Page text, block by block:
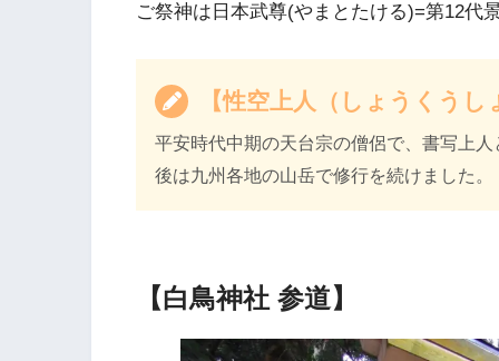
ご祭神は日本武尊(やまとたける)=第12代
【性空上人（しょうくう
平安時代中期の天台宗の僧侶で、書写上
後は九州各地の山岳で修行を続けました。
【白鳥神社 参道】